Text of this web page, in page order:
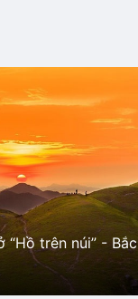
“Hồ trên núi” - Bắc